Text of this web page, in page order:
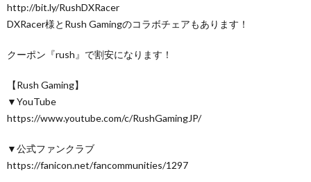
http://bit.ly/RushDXRacer
DXRacer様とRush Gamingのコラボチェアもあります！
クーポン『rush』で割安になります！
【Rush Gaming】
▼YouTube
https://www.youtube.com/c/RushGamingJP/
▼公式ファンクラブ
https://fanicon.net/fancommunities/1297